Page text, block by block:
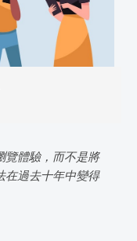
覽體驗，而不是將
在過去十年中變得